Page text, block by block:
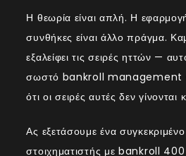
Η θεωρία είναι απλή. Η
συνθήκες είναι άλλο πράγμα.
εξαλείφει τις σειρές ηττών —
σωστό bankroll management
ότι οι σειρές αυτές δεν γίνονται
Ας εξετάσουμε ένα
στοιχηματιστής με bankroll